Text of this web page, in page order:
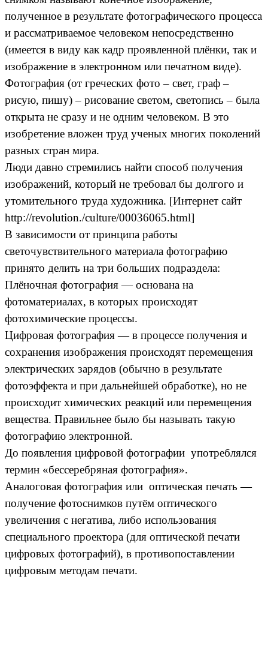
полученное в результате фотографического процесса
и рассматриваемое человеком непосредственно
(имеется в виду как кадр проявленной плёнки, так и
изображение в электронном или печатном виде).
Фотография (от греческих фото – свет, граф –
рисую, пишу) – рисование светом, светопись – была
открыта не сразу и не одним человеком. В это
изобретение вложен труд ученых многих поколений
разных стран мира.
Люди давно стремились найти способ получения
изображений, который не требовал бы долгого и
утомительного труда художника. [Интернет сайт
http://revolution./culture/00036065.html]
В зависимости от принципа работы
светочувствительного материала фотографию
принято делить на три больших подраздела:
Плёночная фотография — основана на
фотоматериалах, в которых происходят
фотохимические процессы.
Цифровая фотография — в процессе получения и
сохранения изображения происходят перемещения
электрических зарядов (обычно в результате
фотоэффекта и при дальнейшей обработке), но не
происходит химических реакций или перемещения
вещества. Правильнее было бы называть такую
фотографию электронной.
До появления цифровой фотографии употреблялся
термин «бессеребряная фотография».
Аналоговая фотография или оптическая печать —
получение фотоснимков путём оптического
увеличения с негатива, либо использования
специального проектора (для оптической печати
цифровых фотографий), в противопоставлении
цифровым методам печати.